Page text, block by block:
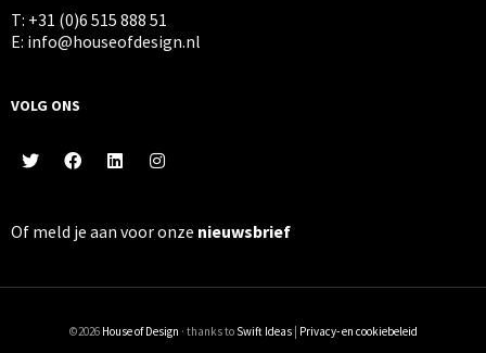
T: +31 (0)6 515 888 51
E: info@houseofdesign.nl
VOLG ONS
Of meld je aan voor onze nieuwsbrief
©2026 House of Design · thanks to Swift Ideas| Privacy- en cookiebeleid